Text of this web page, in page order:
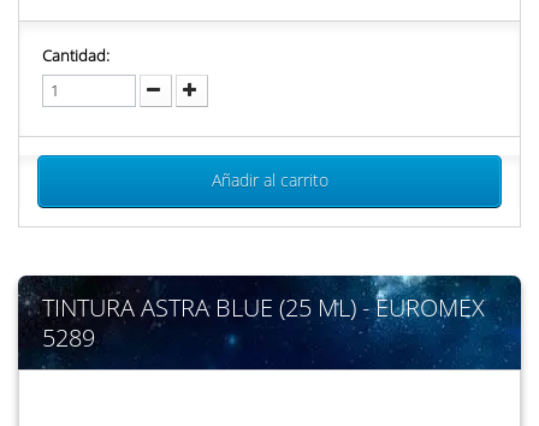
Cantidad:
Añadir al carrito
TINTURA ASTRA BLUE (25 ML) - EUROMEX
5289